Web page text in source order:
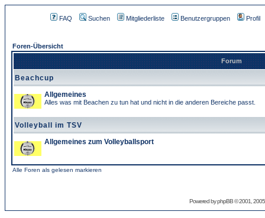
FAQ Suchen Mitgliederliste Benutzergruppen Profil
Foren-Übersicht
Forum
Beachcup
Allgemeines
Alles was mit Beachen zu tun hat und nicht in die anderen Bereiche passt.
Volleyball im TSV
Allgemeines zum Volleyballsport
Alle Foren als gelesen markieren
Powered byphpBB© 2001,